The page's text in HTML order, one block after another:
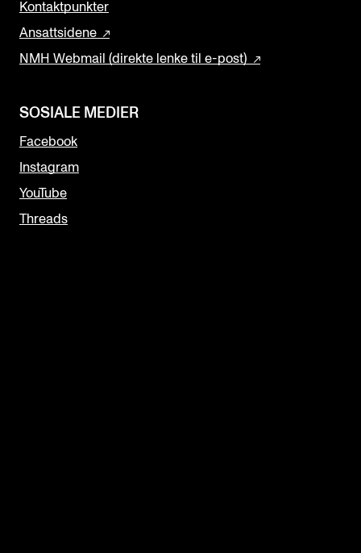
Kontaktpunkter
Ansattsidene
NMH Webmail (direkte lenke til e-post)
SOSIALE MEDIER
Facebook
Instagram
YouTube
Threads